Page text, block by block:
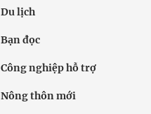
Du lịch
Bạn đọc
Công nghiệp hỗ trợ
Nông thôn mới